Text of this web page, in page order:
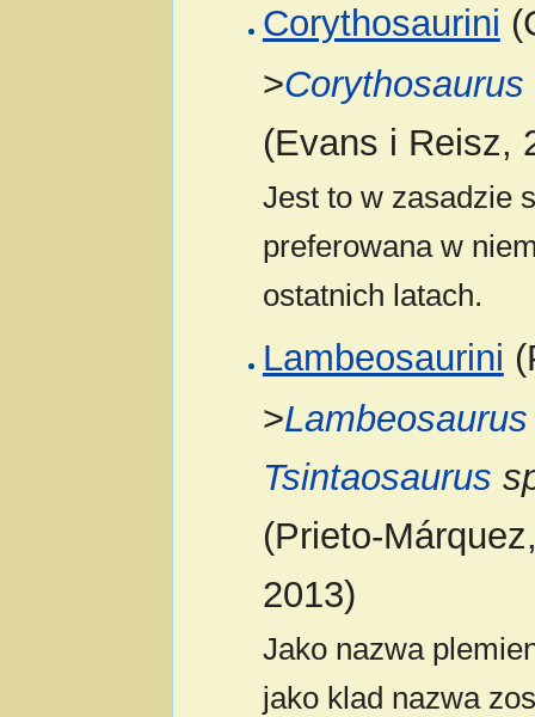
Corythosaurini
>Corythosaurus
(Evans i Reisz,
Jest to w zasadzie
preferowana w
ostatnich latach.
Lambeosaurini
>Lambeosaurus
Tsintaosaurus
(Prieto-
2013)
Jako nazwa
jako klad nazwa